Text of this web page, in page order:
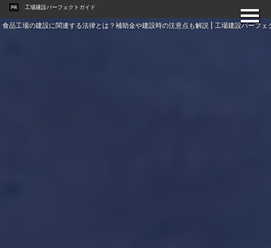
PR 工場建設パーフェクトガイド
食品工場の建設に関連する法律とは？補助金や建設時の注意点も解説 | 工場建設パーフェ